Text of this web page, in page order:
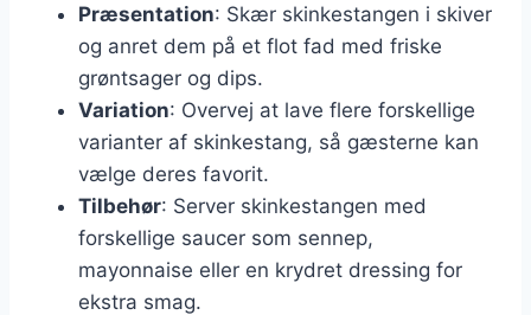
Præsentation: Skær skinkestangen i skiver
og anret dem på et flot fad med friske
grøntsager og dips.
Variation: Overvej at lave flere forskellige
varianter af skinkestang, så gæsterne kan
vælge deres favorit.
Tilbehør: Server skinkestangen med
forskellige saucer som sennep,
mayonnaise eller en krydret dressing for
ekstra smag.